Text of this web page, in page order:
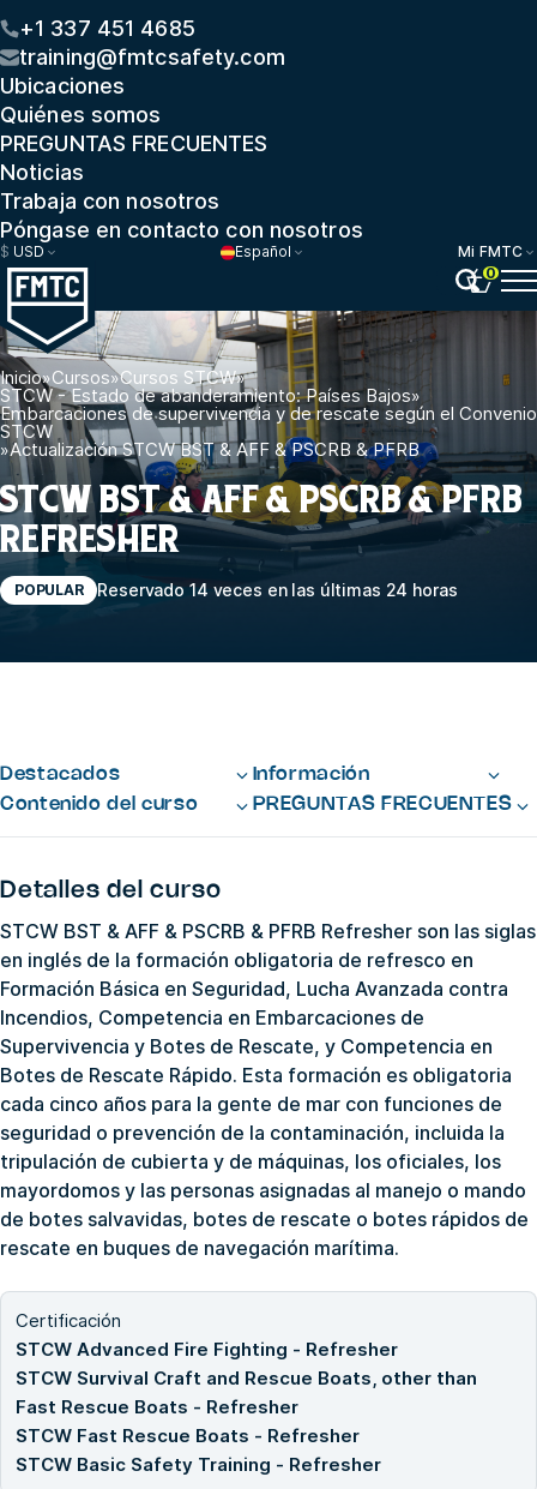
+1 337 451 4685
training@fmtcsafety.com
Ubicaciones
Quiénes somos
PREGUNTAS FRECUENTES
Noticias
Trabaja con nosotros
Póngase en contacto con nosotros
$ USD Español
Mi FMTC
0
Inicio»Cursos»Cursos STCW»
STCW - Estado de abanderamiento: Países Bajos»
Embarcaciones de supervivencia y de rescate según el Convenio
STCW
»Actualización STCW BST & AFF & PSCRB & PFRB
STCW BST & AFF & PSCRB & PFRB
REFRESHER
POPULAR Reservado 14 veces en las últimas 24 horas
Destacados
Información
Contenido del curso
PREGUNTAS FRECUENTES
Detalles del curso
STCW BST & AFF & PSCRB & PFRB Refresher son las siglas
en inglés de la formación obligatoria de refresco en
Formación Básica en Seguridad, Lucha Avanzada contra
Incendios, Competencia en Embarcaciones de
Supervivencia y Botes de Rescate, y Competencia en
Botes de Rescate Rápido. Esta formación es obligatoria
cada cinco años para la gente de mar con funciones de
seguridad o prevención de la contaminación, incluida la
tripulación de cubierta y de máquinas, los oficiales, los
mayordomos y las personas asignadas al manejo o mando
de botes salvavidas, botes de rescate o botes rápidos de
rescate en buques de navegación marítima.
Certificación
STCW Advanced Fire Fighting - Refresher
STCW Survival Craft and Rescue Boats, other than
Fast Rescue Boats - Refresher
STCW Fast Rescue Boats - Refresher
STCW Basic Safety Training - Refresher